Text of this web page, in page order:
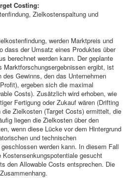
Costing:
Zielkostenspaltung und
werden Marktpreis und
dass der Umsatz eines Produktes über
berechnet werden kann. Der geplante
Marktforschungsergebnissen ergibt, ist
Gewinns, den das Unternehmen
ergeben sich die maximal
Costs). Zusätzlich wird erhoben, wie
Fertigung oder Zukauf wären (Drifting
Zielkosten (Target Costs) ermittelt, die
liegen die Zielkosten über den
wenn diese Lücke vor dem Hintergrund
und technischen
werden kann. In diesem Fall
Kostensenkungspotentiale gesucht
den Allowable Costs entsprechen. Die